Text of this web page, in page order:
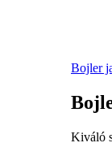
Bojler
Kiváló